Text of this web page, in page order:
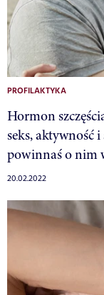
PROFILAKTYKA
Hormon
seks, aktywność
powinnaś o nim
20.02.2022